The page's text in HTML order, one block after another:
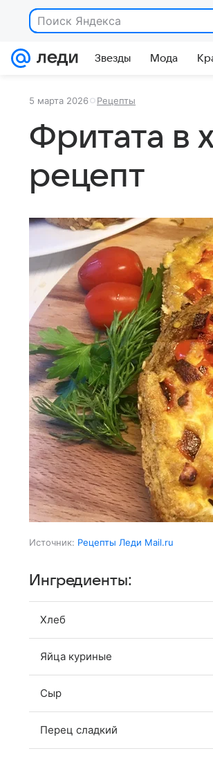
Поиск Яндекса
Звезды Мода
5 марта 2026 Рецепты
Фритата в
рецепт
Источник: Рецепты Леди Mail.ru
Ингредиенты:
Хлеб
Яйца куриные
Сыр
Перец сладкий